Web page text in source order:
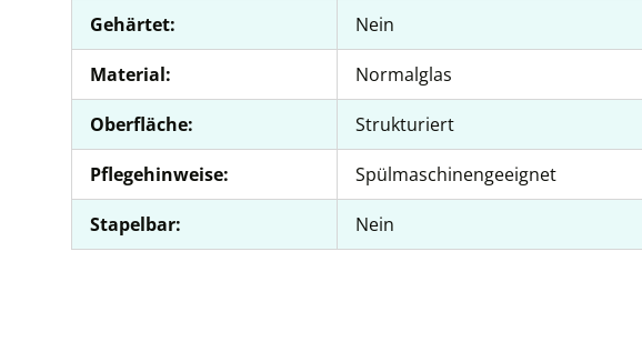
Gehärtet: Nein
Material: Normalglas
Oberfläche: Strukturiert
Pflegehinweise: Spülmaschinengeeignet
Stapelbar: Nein